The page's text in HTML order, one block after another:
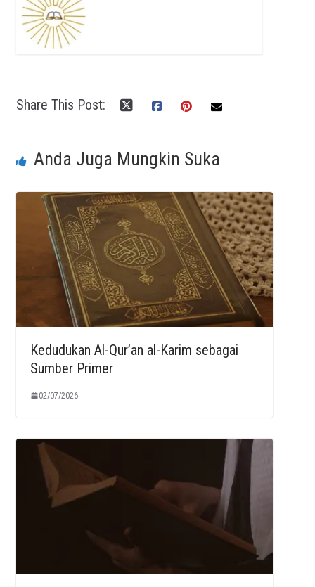
Share This Post:
Anda Juga Mungkin Suka
Kedudukan Al-Qur’an al-Karim sebagai
Sumber Primer
02/07/2026